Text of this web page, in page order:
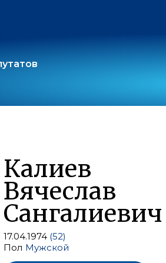
Калиев
Вячеслав
Сангалиевич
17.04.1974 (52)
Пол Мужской